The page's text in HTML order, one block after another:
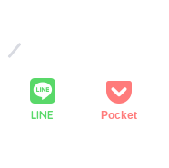
LINE Pocket